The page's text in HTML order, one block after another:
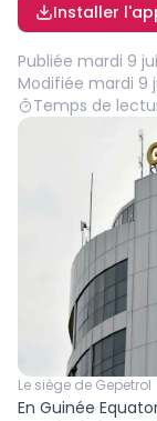
Installer
Publiée mardi 9
Modifiée mardi 9
Temps de
Le siège de Gepetrol
En Guinée